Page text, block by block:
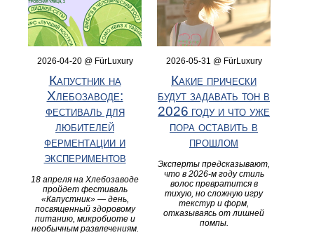
2026-04-20 @ FürLuxury
Капустник на
Хлебозаводе:
фестиваль для
любителей
ферментации и
экспериментов
18 апреля на Хлебозаводе
пройдет фестиваль
«Капустник» — день,
посвященный здоровому
питанию, микробиоте и
необычным развлечениям.
2026-05-31 @ FürLuxury
Какие прически
будут задавать тон в
2026 году и что уже
пора оставить в
прошлом
Эксперты предсказывают,
что в 2026‑м году стиль
волос превратится в
тихую, но сложную игру
текстур и форм,
отказываясь от лишней
помпы.